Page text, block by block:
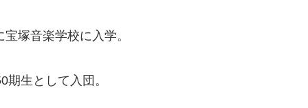
塚音楽学校に入学。
生として入団。